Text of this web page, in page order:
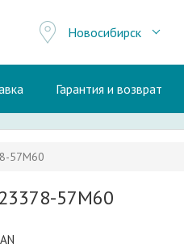
Новосибирск
Гарантия и возврат
57M60
57M60